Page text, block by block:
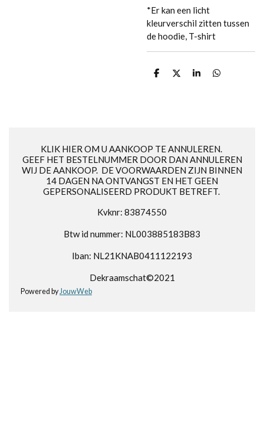
*Er kan een licht
kleurverschil zitten tussen
de hoodie, T-shirt
D
D
S
D
KLIK HIER OM U AANKOOP TE ANNULEREN.
GEEF HET BESTELNUMMER DOOR DAN ANNULEREN
WIJ DE AANKOOP. DE VOORWAARDEN ZIJN BINNEN
14 DAGEN NA ONTVANGST EN HET GEEN
GEPERSONALISEERD PRODUKT BETREFT.
Kvknr: 83874550
Btw id nummer: NL003885183B83
Iban: NL21KNAB0411122193
Dekraamschat©2021
Powered by JouwWeb